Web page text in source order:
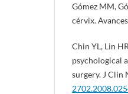
Gómez MM,
cérvix.
Chin YL, Lin
psychological
surgery. J Clin